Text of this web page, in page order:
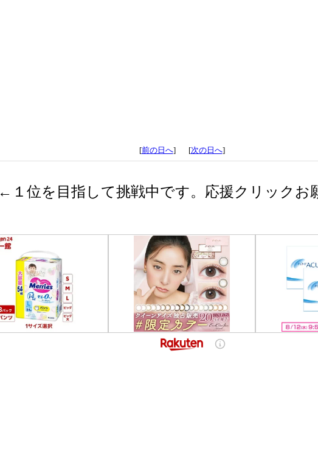
[前の日へ] [次の日へ]
←１位を目指して挑戦中です。応援クリックお